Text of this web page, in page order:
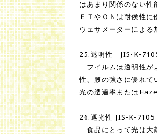
はあまり関係のない性
ＥＴやＯＮは耐侯性に
ウェザメーターによる
25.透明性 JIS-K-
フイルムは透明性が
性、腰の強さに優れて
光の透過率または
26.遮光性 JIS-K-7105
食品にとって光は大